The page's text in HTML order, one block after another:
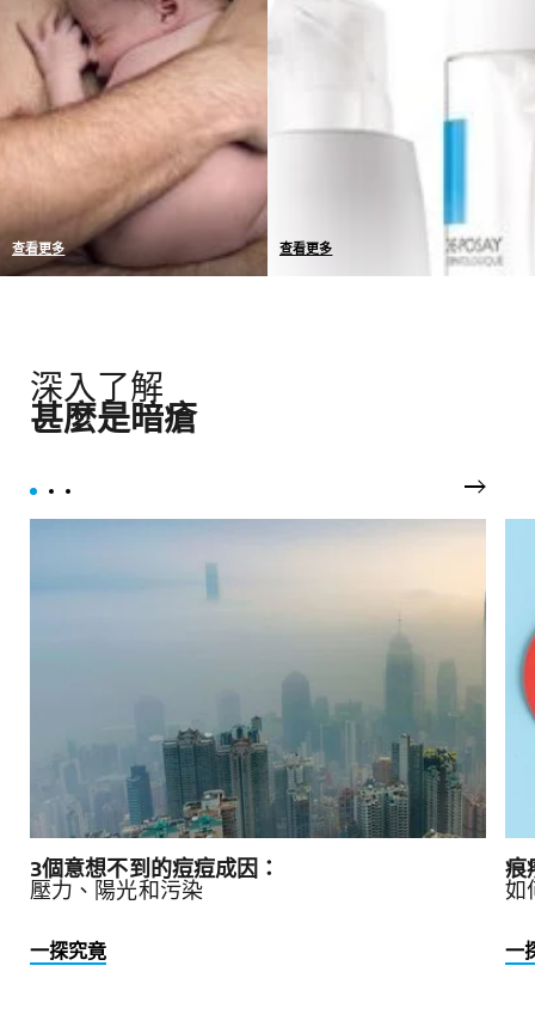
制定配方 發揮活性功效。
查看更多 查看更多
深入了解
甚麼是暗瘡
3個意想不到的痘痘成因：
壓力、陽光和污染
一探究竟
痕
如
一